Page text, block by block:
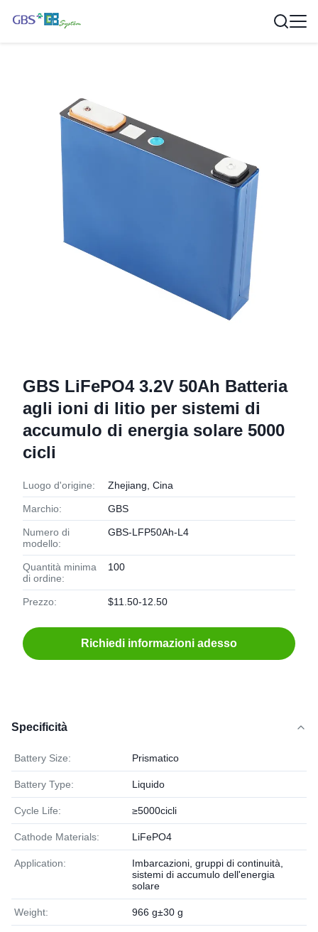
GBS LiFePO4 3.2V 50Ah Batteria
agli ioni di litio per sistemi di
accumulo di energia solare 5000
cicli
Luogo d'origine: Zhejiang, Cina
Marchio: GBS
Numero di
modello:
GBS-LFP50Ah-L4
Quantità minima
di ordine:
100
Prezzo: $11.50-12.50
Richiedi informazioni adesso
Specificità
Battery Size: Prismatico
Battery Type: Liquido
Cycle Life: ≥5000cicli
Cathode Materials: LiFePO4
Application:
Imbarcazioni, gruppi di continuità,
sistemi di accumulo dell'energia
solare
Weight: 966 g±30 g